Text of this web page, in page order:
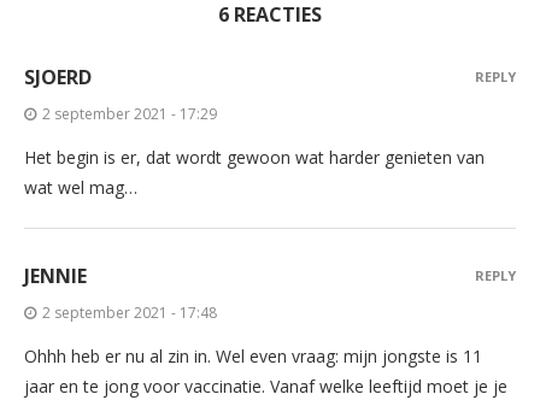
6 REACTIES
SJOERD
2 september 2021 - 17:29
Het begin is er, dat wordt gewoon wat harder genieten van
wat wel mag…
REPLY
JENNIE
2 september 2021 - 17:48
Ohhh heb er nu al zin in. Wel even vraag: mijn jongste is 11
jaar en te jong voor vaccinatie. Vanaf welke leeftijd moet je je
REPLY